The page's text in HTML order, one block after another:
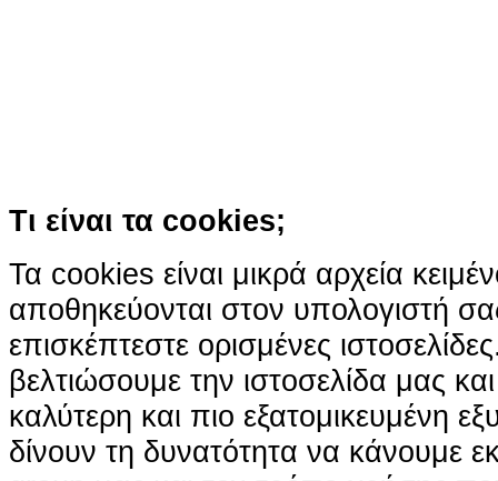
Τι είναι τα cookies;
Τα cookies είναι μικρά αρχεία
αποθηκεύονται στον υπολογιστή
επισκέπτεστε ορισμένες
βελτιώσουμε την ιστοσελίδα μας
καλύτερη και πιο εξατομικευμένη
δίνουν τη δυνατότητα να κάνουμε